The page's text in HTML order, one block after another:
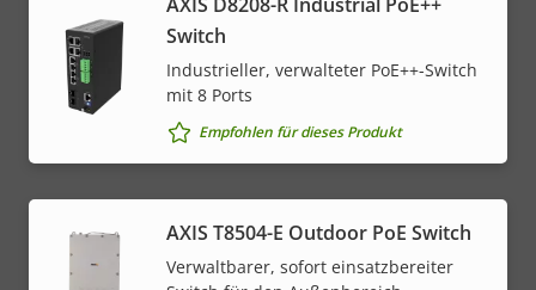
Switch
Industrieller, verwalteter PoE++-Switch
mit 8 Ports
Empfohlen für dieses Produkt
AXIS T8504-E Outdoor PoE Switch
Verwaltbarer, sofort einsatzbereiter